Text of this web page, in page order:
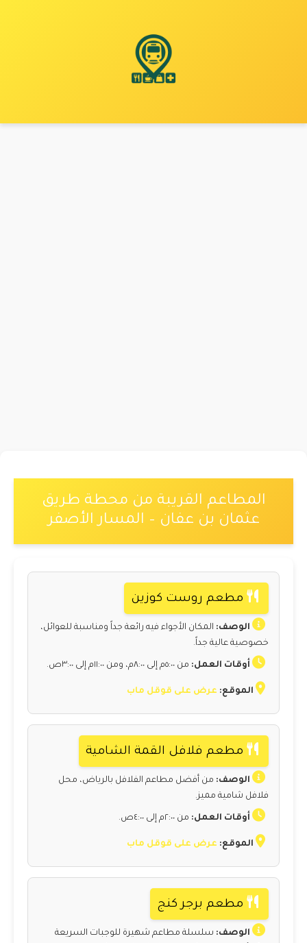
المطاعم القريبة من محطة طريق
عثمان بن عفان – المسار الأصفر
مطعم روست كوزين
الوصف: المكان الأجواء فيه رائعة جداً ومناسبة للعوائل،
خصوصية عالية جداً.
أوقات العمل: من ٥:٠٠م إلى ٨:٠٠م، ومن ١١:٠٠م إلى ٣:٠٠ص.
الموقع: عرض على قوقل ماب
مطعم فلافل القمة الشامية
الوصف: من أفضل مطاعم الفلافل بالرياض، محل
فلافل شامية مميز.
أوقات العمل: من ٢:٠٠م إلى ٤:٠٠ص.
الموقع: عرض على قوقل ماب
مطعم برجر كنج
الوصف: سلسلة مطاعم شهيرة للوجبات السريعة